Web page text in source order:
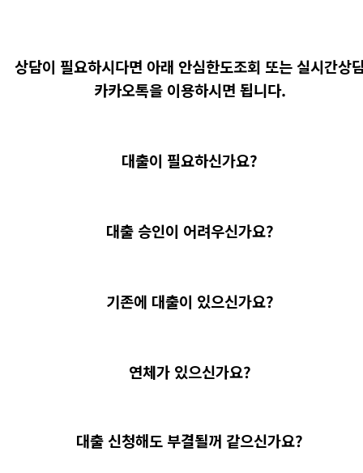
상담이 필요하시다면 아래 안심한도조회 또는 실시간상
카카오톡을 이용하시면 됩니다.
대출이 필요하신가요?
대출 승인이 어려우신가요?
기존에 대출이 있으신가요?
연체가 있으신가요?
대출 신청해도 부결될꺼 같으신가요?